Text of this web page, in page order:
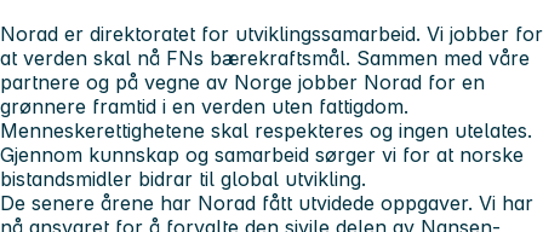
Norad er direktoratet for utviklingssamarbeid. Vi jobber for
at verden skal nå FNs bærekraftsmål. Sammen med våre
partnere og på vegne av Norge jobber Norad for en
grønnere framtid i en verden uten fattigdom.
Menneskerettighetene skal respekteres og ingen utelates.
Gjennom kunnskap og samarbeid sørger vi for at norske
bistandsmidler bidrar til global utvikling.
De senere årene har Norad fått utvidede oppgaver. Vi har
nå ansvaret for å forvalte den sivile delen av Nansen-